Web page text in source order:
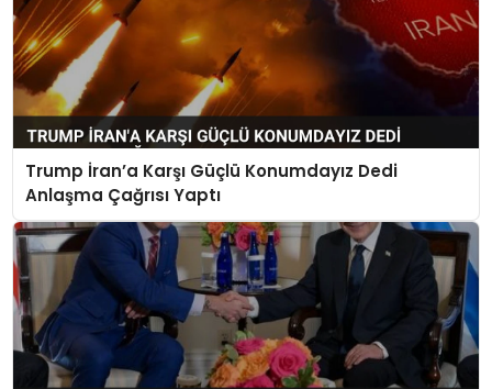
Trump İran’a Karşı Güçlü Konumdayız Dedi
Anlaşma Çağrısı Yaptı